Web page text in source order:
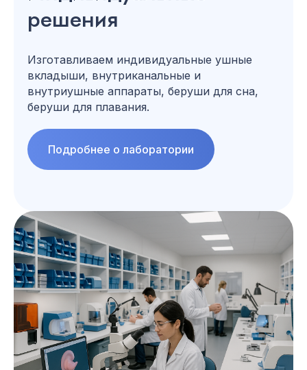
решения
Изготавливаем индивидуальные ушные
вкладыши, внутриканальные и
внутриушные аппараты, беруши для сна,
беруши для плавания.
Подробнее о лаборатории